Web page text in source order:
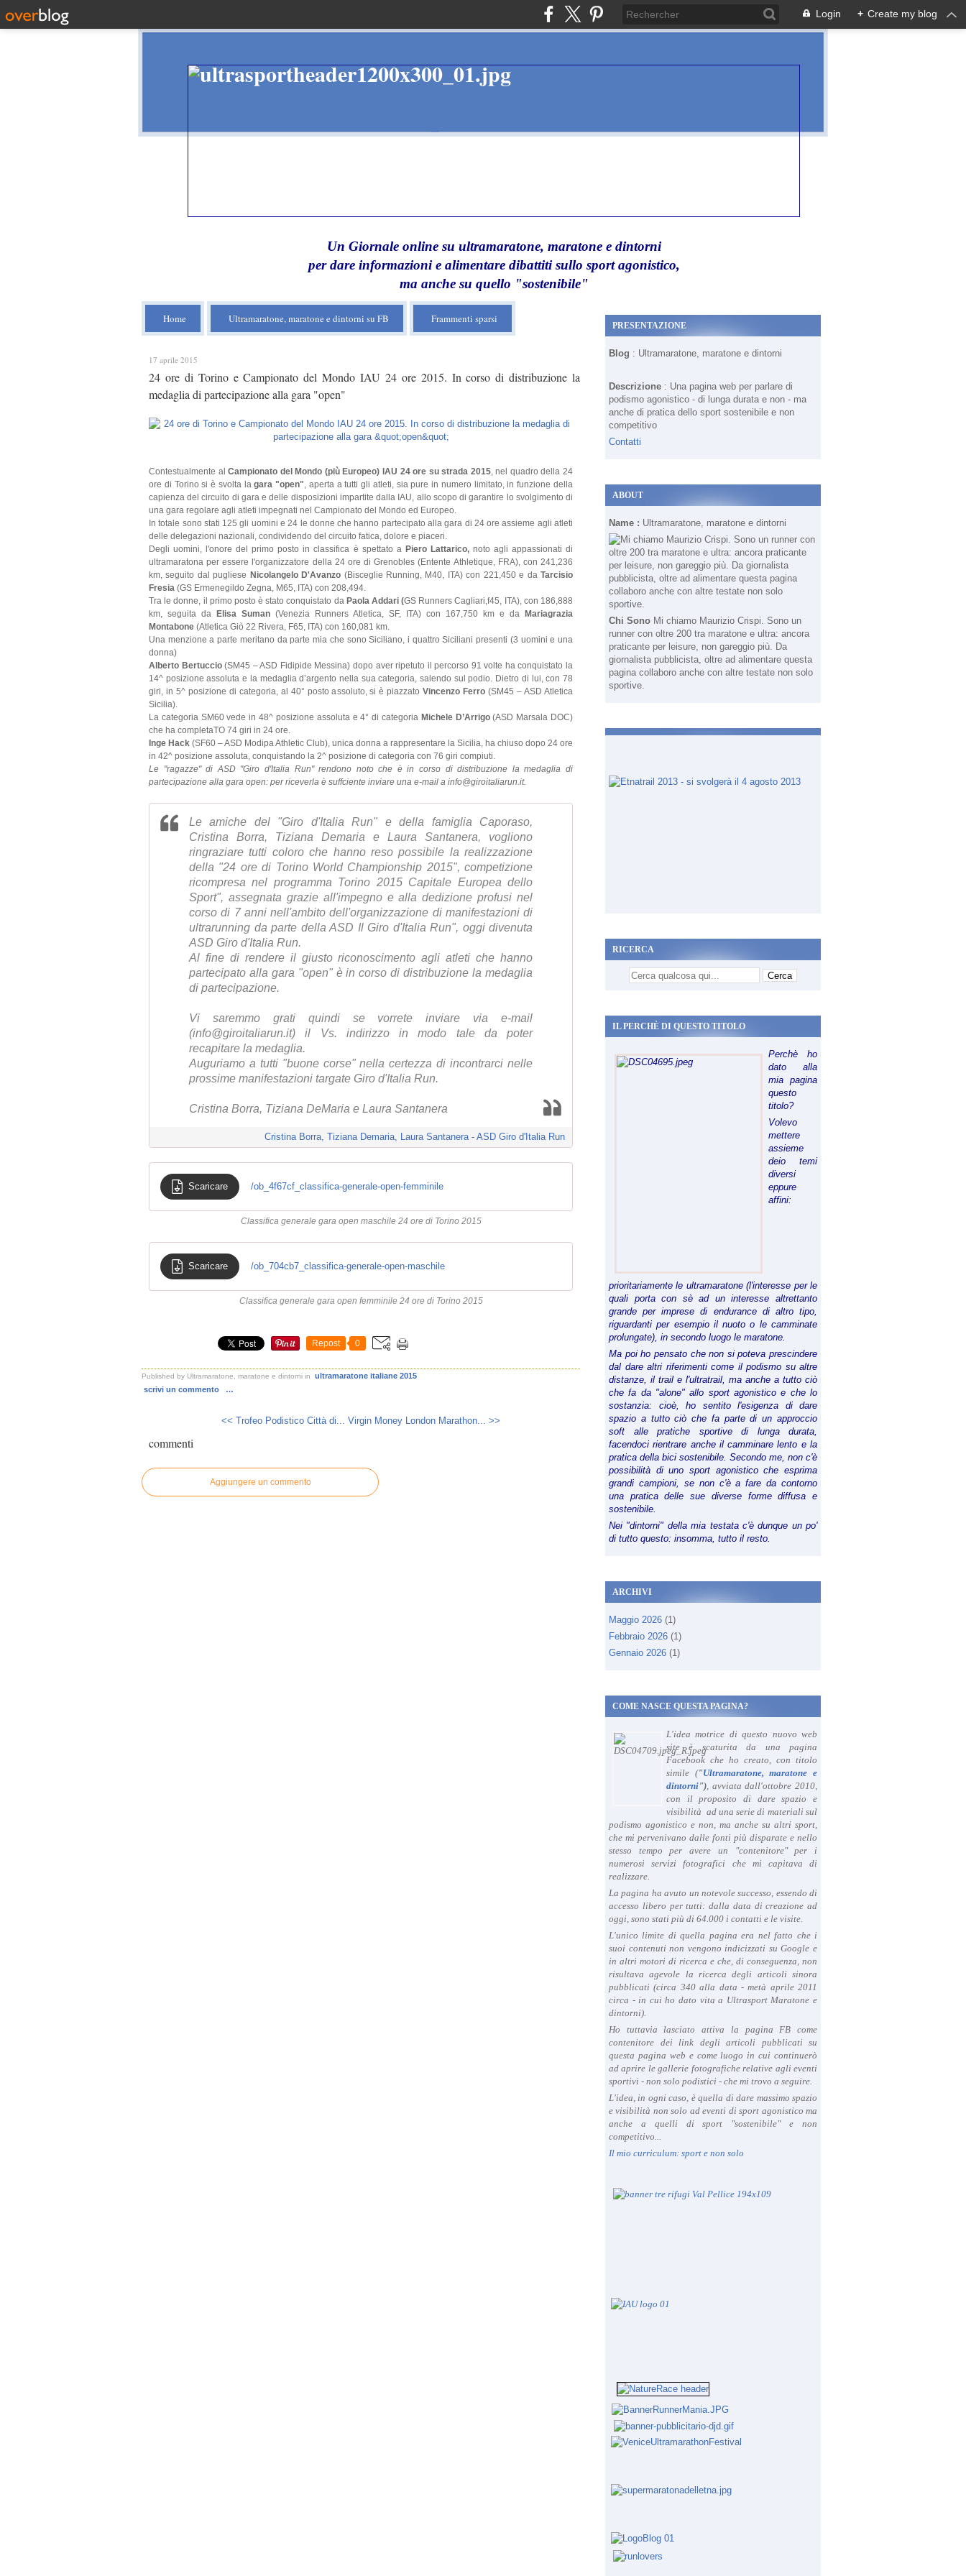
Login + Create my blog
Un Giornale online su ultramaratone, maratone e dintorni
per dare informazioni e alimentare dibattiti sullo sport agonistico,
ma anche su quello "sostenibile"
Home Ultramaratone, maratone e dintorni su FB Frammenti sparsi
17 aprile 2015
24 ore di Torino e Campionato del Mondo IAU 24 ore 2015. In corso di distribuzione la
medaglia di partecipazione alla gara "open"
Contestualmente alCampionato del Mondo (più Europeo) IAU 24 ore su strada 2015, nel quadro della 24
ore di Torino si è svolta lagara "open", aperta a tutti gli atleti, sia pure in numero limitato, in funzione della
capienza del circuito di gara e delle disposizioni impartite dalla IAU, allo scopo di garantire lo svolgimento di
una gara regolare agli atleti impegnati nel Campionato del Mondo ed Europeo.
In totale sono stati 125 gli uomini e 24 le donne che hanno partecipato alla gara di 24 ore assieme agli atleti
delle delegazioni nazionali, condividendo del circuito fatica, dolore e piaceri.
Degli uomini, l'onore del primo posto in classifica è spettato a Piero Lattarico, noto agli appassionati di
ultramaratona per essere l'organizzatore della 24 ore di Grenobles (Entente Athletique, FRA), con 241,236
km, seguito dal pugliese Nicolangelo D'Avanzo (Bisceglie Running, M40, ITA) con 221,450 e daTarcisio
Fresia (GS Ermenegildo Zegna, M65, ITA) con 208,494.
Tra le donne, il primo posto è stato conquistato da Paola Addari (GS Runners Cagliari,f45, ITA), con 186,888
km, seguita da
Elisa Suman (Venezia Runners Atletica, SF, ITA) con 167,750 km e da
Mariagrazia
Montabone (Atletica Giò 22 Rivera, F65, ITA) con 160,081 km.
Una menzione a parte meritano da parte mia che sono Siciliano, i quattro Siciliani presenti (3 uomini e una
donna)
Alberto Bertuccio(SM45 – ASD Fidipide Messina) dopo aver ripetuto il percorso 91 volte ha conquistato la
14^ posizione assoluta e la medaglia d’argento nella sua categoria, salendo sul podio. Dietro di lui, con 78
giri, in 5^ posizione di categoria, al 40° posto assoluto, si è piazzatoVincenzo Ferro (SM45 – ASD Atletica
Sicilia).
La categoria SM60 vede in 48^ posizione assoluta e 4° di categoria Michele D’Arrigo(ASD Marsala DOC)
che ha completaTO 74 giri in 24 ore.
Inge Hack (SF60 – ASD Modipa Athletic Club), unica donna a rappresentare la Sicilia, ha chiuso dopo 24 ore
in 42^ posizione assoluta, conquistando la 2^ posizione di categoria con 76 giri compiuti.
Le "ragazze" di ASD "Giro d'Italia Run" rendono noto che è in corso di distribuzione la medaglia di
partecipazione alla gara open: per riceverla è suffciente inviare una e-mail a info@giroitaliarun.it.
Le amiche del "Giro d'Italia Run" e della famiglia Caporaso,
Cristina Borra, Tiziana Demaria e Laura Santanera, vogliono
ringraziare tutti coloro che hanno reso possibile la realizzazione
della "24 ore di Torino World Championship 2015", competizione
ricompresa nel programma Torino 2015 Capitale Europea dello
Sport", assegnata grazie all'impegno e alla dedizione profusi nel
corso di 7 anni nell'ambito dell'organizzazione di manifestazioni di
ultrarunning da parte della ASD Il Giro d'Italia Run", oggi divenuta
ASD Giro d'Italia Run.
Al fine di rendere il giusto riconoscimento agli atleti che hanno
partecipato alla gara "open" è in corso di distribuzione la medaglia
di partecipazione.
Vi saremmo grati quindi se vorrete inviare via e-mail
(info@giroitaliarun.it) il Vs. indirizzo in modo tale da poter
recapitare la medaglia.
Auguriamo a tutti "buone corse" nella certezza di incontrarci nelle
prossime manifestazioni targate Giro d'Italia Run.
Cristina Borra, Tiziana DeMaria e Laura Santanera
Cristina Borra, Tiziana Demaria, Laura Santanera - ASD Giro d'Italia Run
Scaricare /ob_4f67cf_classifica-generale-open-femminile
Classifica generale gara open maschile 24 ore di Torino 2015
Scaricare /ob_704cb7_classifica-generale-open-maschile
Classifica generale gara open femminile 24 ore di Torino 2015
Repost 0
Published by Ultramaratone, maratone e dintorni in
ultramaratone italiane 2015
scrivi un commento
…
<< Trofeo Podistico Città di... Virgin Money London Marathon... >>
commenti
Aggiungere un commento
PRESENTAZIONE
Blog : Ultramaratone, maratone e dintorni
Descrizione : Una pagina web per parlare di
podismo agonistico - di lunga durata e non - ma
anche di pratica dello sport sostenibile e non
competitivo
Contatti
ABOUT
Name : Ultramaratone, maratone e dintorni
Chi Sono Mi chiamo Maurizio Crispi. Sono un
runner con oltre 200 tra maratone e ultra: ancora
praticante per leisure, non gareggio più. Da
giornalista pubblicista, oltre ad alimentare questa
pagina collaboro anche con altre testate non solo
sportive.
RICERCA
IL PERCHÈ DI QUESTO TITOLO
Perchè ho
dato alla
mia pagina
questo
titolo?
Volevo
mettere
assieme
deio temi
diversi
eppure
affini:
prioritariamente le ultramaratone (l'interesse per le
quali porta con sè ad un interesse altrettanto
grande per imprese di endurance di altro tipo,
riguardanti per esempio il nuoto o le camminate
prolungate), in secondo luogo le maratone.
Ma poi ho pensato che non si poteva prescindere
dal dare altri riferimenti come il podismo su altre
distanze, il trail e l'ultratrail, ma anche a tutto ciò
che fa da "alone" allo sport agonistico e che lo
sostanzia: cioè, ho sentito l'esigenza di dare
spazio a tutto ciò che fa parte di un approccio
soft alle pratiche sportive di lunga durata,
facendoci rientrare anche il camminare lento e la
pratica della bici sostenibile. Secondo me, non c'è
possibilità di uno sport agonistico che esprima
grandi campioni, se non c'è a fare da contorno
una pratica delle sue diverse forme diffusa e
sostenibile.
Nei "dintorni" della mia testata c'è dunque un po'
di tutto questo: insomma, tutto il resto.
ARCHIVI
Maggio 2026 (1)
Febbraio 2026 (1)
Gennaio 2026 (1)
COME NASCE QUESTA PAGINA?
L'idea motrice di questo nuovo web
site è scaturita da una pagina
Facebook che ho creato, con titolo
simile ("Ultramaratone, maratone e
dintorni"), avviata dall'ottobre 2010,
con il proposito di dare spazio e
visibilità ad una serie di materiali sul
podismo agonistico e non, ma anche su altri sport,
che mi pervenivano dalle fonti più disparate e nello
stesso tempo per avere un "contenitore" per i
numerosi servizi fotografici che mi capitava di
realizzare.
La pagina ha avuto un notevole successo, essendo di
accesso libero per tutti: dalla data di creazione ad
oggi, sono stati più di 64.000 i contatti e le visite.
L'unico limite di quella pagina era nel fatto che i
suoi contenuti non vengono indicizzati su Google e
in altri motori di ricerca e che, di conseguenza, non
risultava agevole la ricerca degli articoli sinora
pubblicati (circa 340 alla data - metà aprile 2011
circa - in cui ho dato vita a Ultrasport Maratone e
dintorni).
Ho tuttavia lasciato attiva la pagina FB come
contenitore dei link degli articoli pubblicati su
questa pagina web e come luogo in cui continuerò
ad aprire le gallerie fotografiche relative agli eventi
sportivi - non solo podistici - che mi trovo a seguire.
L'idea, in ogni caso, è quella di dare massimo spazio
e visibilità non solo ad eventi di sport agonistico ma
anche a quelli di sport "sostenibile" e non
competitivo...
Il mio curriculum: sport e non solo